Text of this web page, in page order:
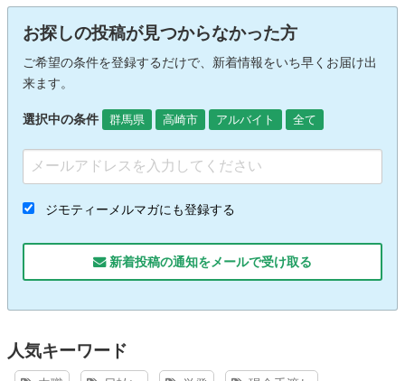
お探しの投稿が見つからなかった方
ご希望の条件を登録するだけで、新着情報をいち早くお届け出
来ます。
選択中の条件 群馬県 高崎市 アルバイト 全て
ジモティーメルマガにも登録する
新着投稿の通知をメールで受け取る
人気キーワード